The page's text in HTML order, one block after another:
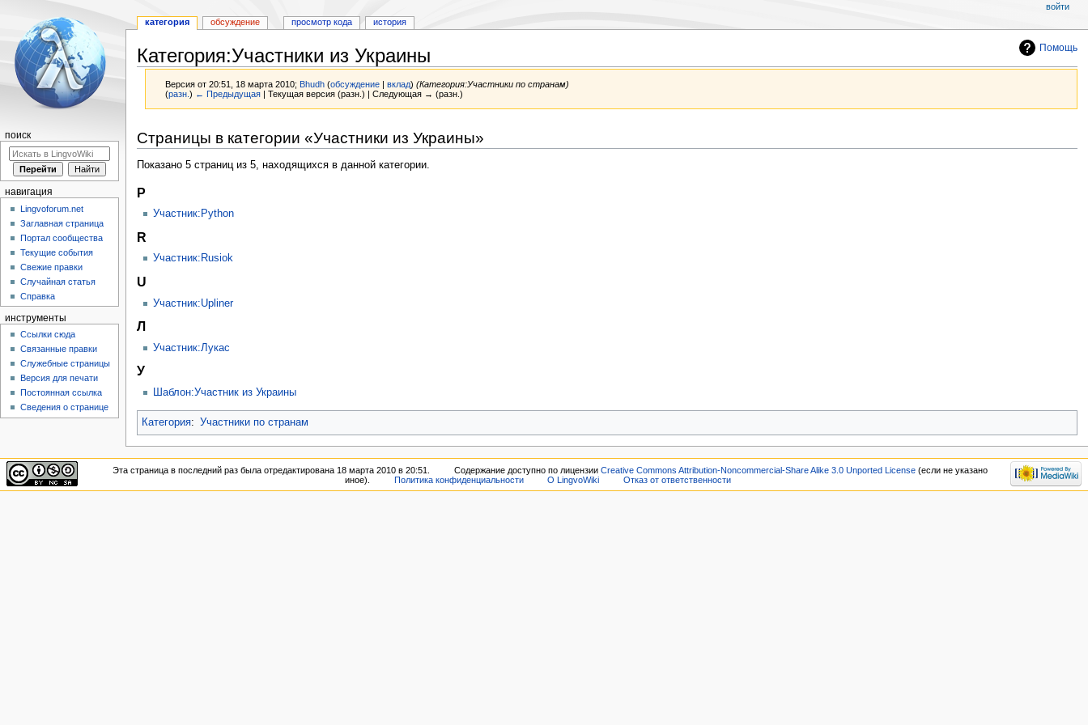
Помощь
Категория:Участники из Украины
Версия от 20:51, 18 марта 2010; Bhudh (обсуждение |вклад) (Категория:Участники по странам)
(разн.) ← Предыдущая | Текущая версия (разн.) | Следующая → (разн.)
к
навигации
к
поиску
Страницы в категории «Участники из Украины»
Показано 5 страниц из 5, находящихся в данной категории.
P
Участник:Python
R
Участник:Rusiok
U
Участник:Upliner
Л
Участник:Лукас
У
Шаблон:Участник из Украины
Категория: Участники по странам
категория обсуждение просмотр кода история
войти
поиск
навигация
Lingvoforum.net
Заглавная страница
Портал сообщества
Текущие события
Свежие правки
Случайная статья
Справка
инструменты
Ссылки сюда
Связанные правки
Служебные страницы
Версия для печати
Постоянная ссылка
Сведения о странице
Эта страница в последний раз была отредактирована 18 марта 2010 в 20:51. Содержание доступно по лицензии Creative Commons Attribution-Noncommercial-Share Alike 3.0 Unported License(если не указано
иное).
Политика конфиденциальности О LingvoWiki Отказ от ответственности